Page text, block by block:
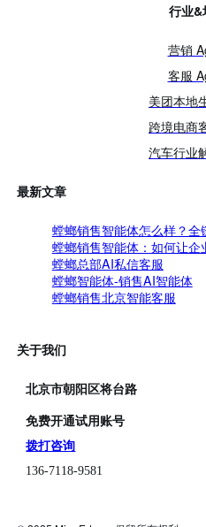
行业&
营销
客服
美团本地
跨境电商
汽车行业
最新文章
螳螂销售智能体怎么样？
螳螂销售智能体：如何让企
螳螂总部AI私信客服
螳螂智能体-销售AI智能体
螳螂销售北京智能客服
关于我们
北京市朝阳区将台路
免费开通试用账号
拨打咨询
136-7118-9581